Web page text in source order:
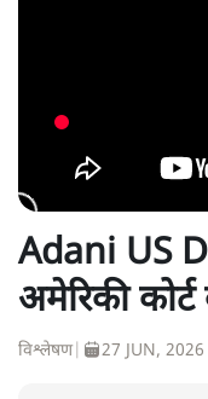
Adani US
अमेरिकी
विश्लेषण| 27 JUN, 2026